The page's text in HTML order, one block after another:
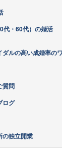
代・60代）の婚活
ダルの高い成婚率の
質問
ログ
の独立開業